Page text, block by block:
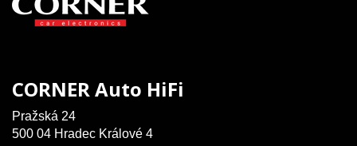
CORNER Auto HiFi
Pražská 24
500 04 Hradec Králové 4